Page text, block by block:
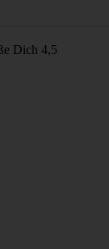
Dich 4,5